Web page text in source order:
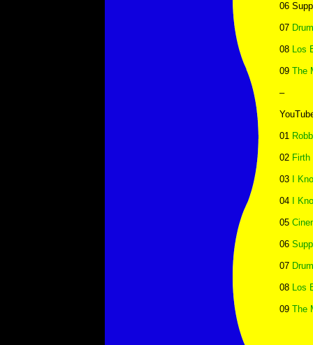
06
07
08 Los
09 The
–
01
02
03 I
04 I
05
06
07
08 Los
09 The